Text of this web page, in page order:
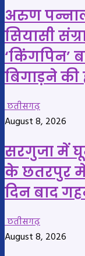
अरुण
सियासी
‘किंगपिन’
बिगाड़ने की
छतीसगढ़
August 8, 2026
सरगुजा में
के छतरपुर में
दिन बाद
छतीसगढ़
August 8, 2026